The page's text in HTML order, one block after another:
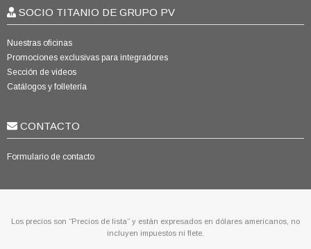
SOCIO TITANIO DE GRUPO PV
Nuestras oficinas
Promociones exclusivas para integradores
Sección de videos
Catálogos y folletería
CONTACTO
Formulario de contacto
Los precios son “Precios de lista” y están expresados en dólares americanos, no
incluyen impuestos ni flete.